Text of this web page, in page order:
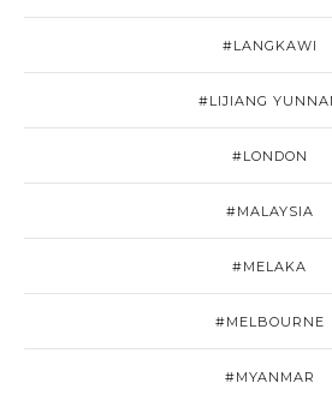
#LANGKAWI
#LIJIANG
#LONDON
#MALAYSIA
#MELAKA
#MELBOURNE
#MYANMAR